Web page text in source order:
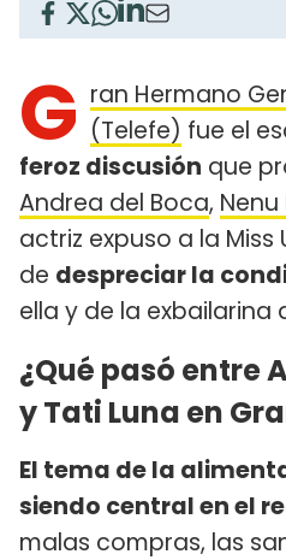
G ran Hermano
(Telefe) fue el
feroz discusión que
Andrea del Boca, Nenu
actriz expuso a la
de despreciar la
ella y de la exbailarina
¿Qué pasó entre
y Tati Luna en
El tema de la
siendo central en el
malas compras, las